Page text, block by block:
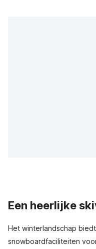
Een heerlijke
Het winterlandschap
snowboardfaciliteiten